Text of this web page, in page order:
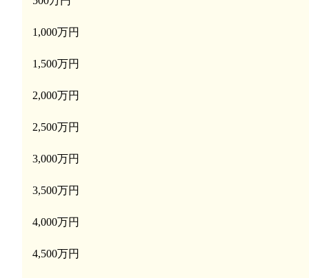
1,000万円
1,500万円
2,000万円
2,500万円
3,000万円
3,500万円
4,000万円
4,500万円